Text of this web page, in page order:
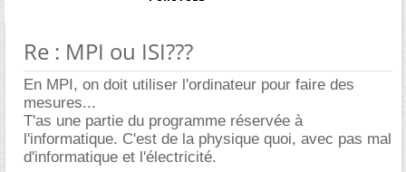
Re : MPI ou ISI???
En MPI, on doit utiliser l'ordinateur pour faire des
mesures...
T'as une partie du programme réservée à
l'informatique. C'est de la physique quoi, avec pas mal
d'informatique et l'électricité.